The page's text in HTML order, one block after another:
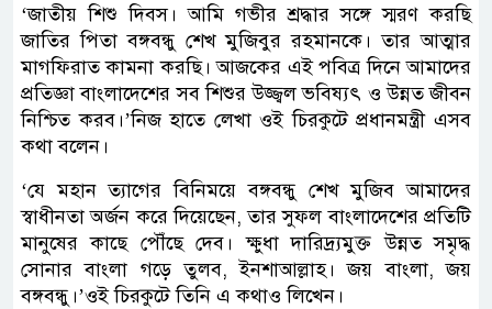
‘জাতীয় শিশু দিবস। আমি গভীর শ্রদ্ধার সঙ্গে স্মরণ করছি
জাতির পিতা বঙ্গবন্ধু শেখ মুজিবুর রহমানকে। তার আত্মার
মাগফিরাত কামনা করছি। আজকের এই পবিত্র দিনে আমাদের
প্রতিজ্ঞা বাংলাদেশের সব শিশুর উজ্জ্বল ভবিষ্যৎ ও উন্নত জীবন
নিশ্চিত করব।’নিজ হাতে লেখা ওই চিরকুটে প্রধানমন্ত্রী এসব
কথা বলেন।
‘যে মহান ত্যাগের বিনিময়ে বঙ্গবন্ধু শেখ মুজিব আমাদের
স্বাধীনতা অর্জন করে দিয়েছেন, তার সুফল বাংলাদেশের প্রতিটি
মানুষের কাছে পৌঁছে দেব। ক্ষুধা দারিদ্র্যমুক্ত উন্নত সমৃদ্ধ
সোনার বাংলা গড়ে তুলব, ইনশাআল্লাহ। জয় বাংলা, জয়
বঙ্গবন্ধু।’ওই চিরকুটে তিনি এ কথাও লিখেন।